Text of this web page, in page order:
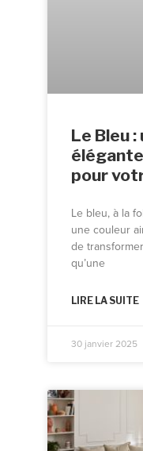
Le Bleu
pour
Le bleu, à la
une couleur
de
qu’une
LIRE LA SUITE
30 janvier 2025